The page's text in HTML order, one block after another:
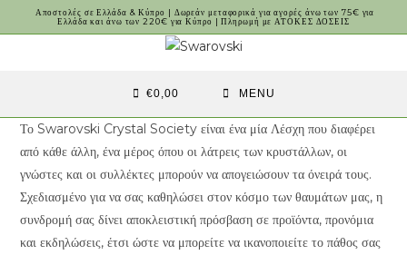
to
Αποστολές σε Ελλάδα & Κύπρο | Δωρεάν μεταφορικά για αγορές άνω των 75€ για
Ελλάδα και άνω των 220€ για Κύπρο | Πληρωμή με ΑΤΟΚΕΣ ΔΟΣΕΙΣ
€0,00 MENU
Το Swarovski Crystal Society είναι ένα μία Λέσχη που διαφέρει
από κάθε άλλη, ένα μέρος όπου οι λάτρεις των κρυστάλλων, οι
γνώστες και οι συλλέκτες μπορούν να απογειώσουν τα όνειρά τους.
Σχεδιασμένο για να σας καθηλώσει στον κόσμο των θαυμάτων μας, η
συνδρομή σας δίνει αποκλειστική πρόσβαση σε προϊόντα, προνόμια
και εκδηλώσεις, έτσι ώστε να μπορείτε να ικανοποιείτε το πάθος σας